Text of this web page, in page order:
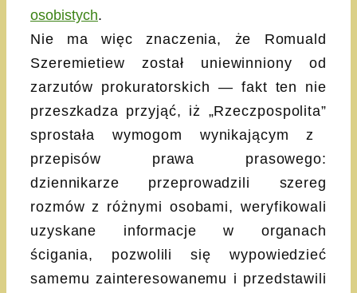
osobistych.
Nie ma więc znaczenia, że Romuald
Szeremietiew został uniewinniony od
zarzutów prokuratorskich — fakt ten nie
przeszkadza przyjąć, iż „Rzeczpospolita”
sprostała wymogom wynikającym z
przepisów prawa prasowego:
dziennikarze przeprowadzili szereg
rozmów z różnymi osobami, weryfikowali
uzyskane informacje w organach
ścigania, pozwolili się wypowiedzieć
samemu zainteresowanemu i przedstawili